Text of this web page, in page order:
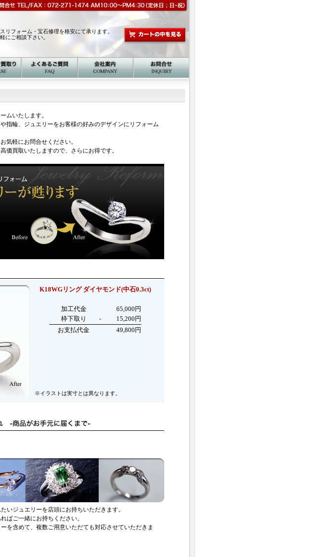
リフォーム・宝石修理を格安にて承ります。
にご相談下さい。
ムいたします。
指輪、ジュエリーをお客様の好みのデザインにリフォーム
気軽にお問合せください。
価買取いたしますので、さらにお得です。
K18WGリング ダイヤモンド(中石0.3ct)
加工代金
65,000円
枠下取り
-
15,200円
お支払代金
49,800円
※イラストは実寸とは異なります。
いジュエリーを店頭にお持ちいただきます。
ばご一緒にお持ちください。
を含めて、複数ご用意いただても対応させていただきま